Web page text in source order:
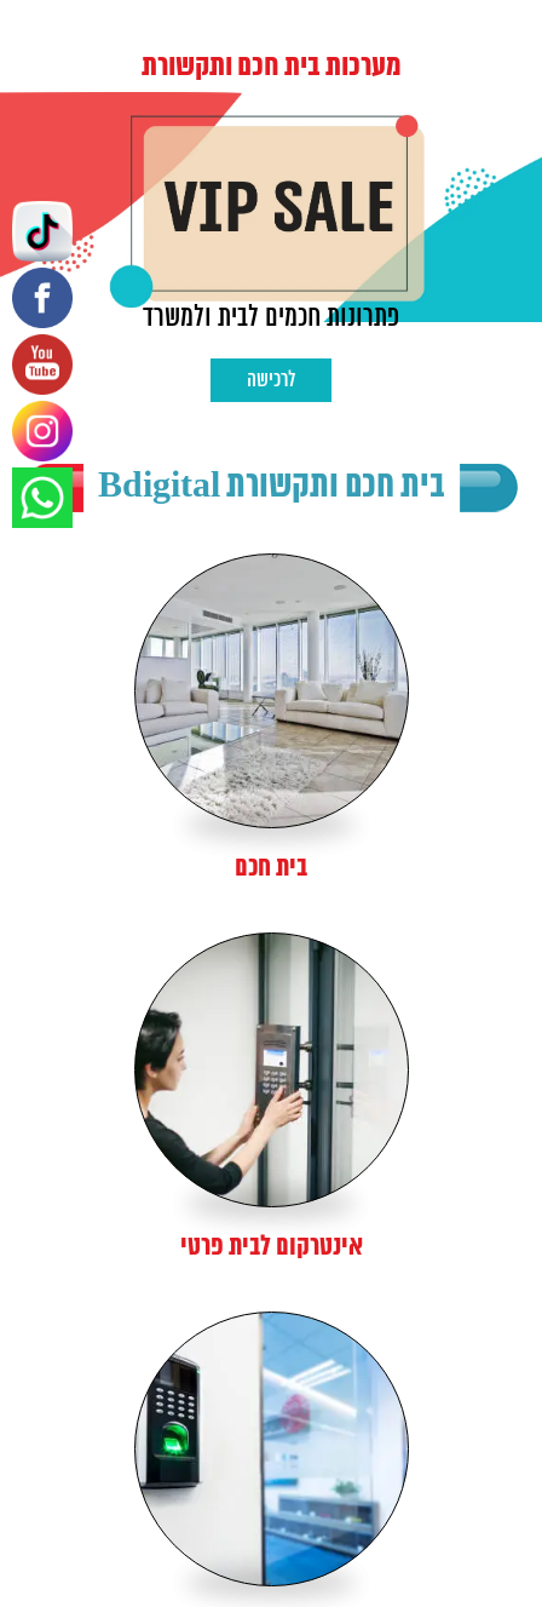
מערכות בית חכם ותקשורת
פתרונות חכמים לבית ולמשרד
לרכישה
בית חכם ותקשורת Bdigital
בית חכם
אינטרקום לבית פרטי